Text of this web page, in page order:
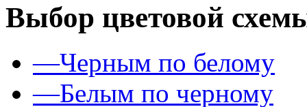
Выбор цветовой
—Черным по белому
—Белым по черному